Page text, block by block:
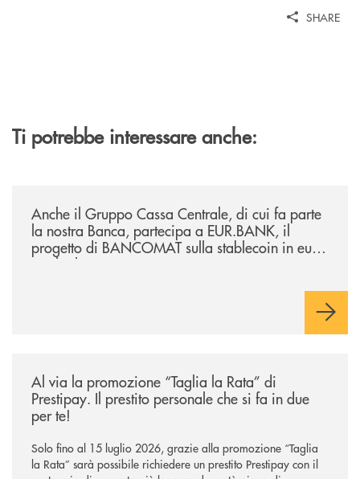
SHARE
Ti potrebbe interessare anche:
Anche il Gruppo Cassa Centrale, di cui fa parte
la nostra Banca, partecipa a EUR.BANK, il
progetto di BANCOMAT sulla stablecoin in euro
e sul relativo ecosistema
Al via la promozione “Taglia la Rata” di
Prestipay. Il prestito personale che si fa in due
per te!
Solo fino al 15 luglio 2026, grazie alla promozione “Taglia
la Rata” sarà possibile richiedere un prestito Prestipay con il